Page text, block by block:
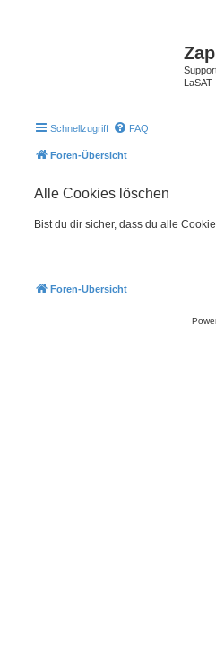
LaSAT
Schnellzugriff FAQ
Foren-Übersicht
Alle Cookies löschen
Bist du dir sicher, dass du alle
Foren-Übersicht